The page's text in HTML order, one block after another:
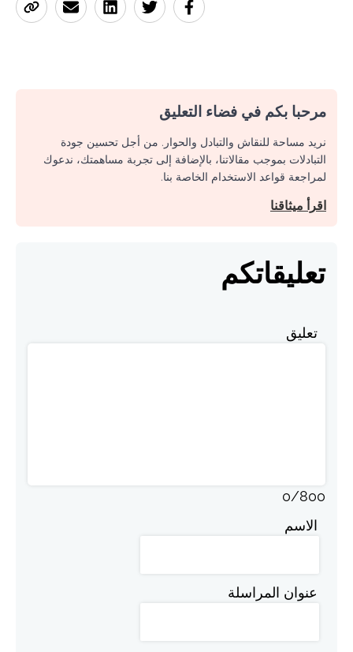
مرحبا بكم في فضاء التعليق
نريد مساحة للنقاش والتبادل والحوار. من أجل تحسين جودة
التبادلات بموجب مقالاتنا، بالإضافة إلى تجربة مساهمتك، ندعوك
لمراجعة قواعد الاستخدام الخاصة بنا.
اقرأ ميثاقنا
تعليقاتكم
تعليق
0/800
الاسم
عنوان المراسلة